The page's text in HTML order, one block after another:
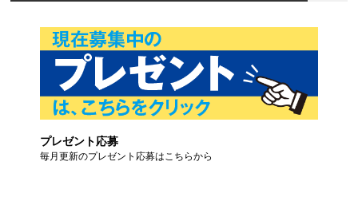
プレゼント応募
毎月更新のプレゼント応募はこちらから